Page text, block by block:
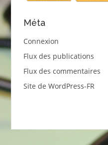
Méta
Connexion
Flux des publications
Flux des commentaires
Site de WordPress-FR